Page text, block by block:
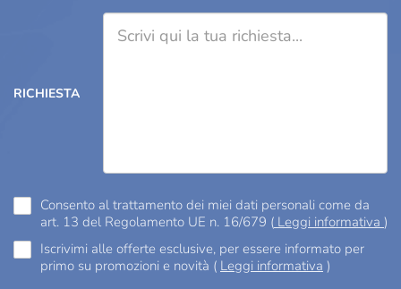
RICHIESTA
Consento al trattamento dei miei dati personali come da
art. 13 del Regolamento UE n. 16/679 ( Leggi informativa )
Iscrivimi alle offerte esclusive, per essere informato per
primo su promozioni e novità ( Leggi informativa )